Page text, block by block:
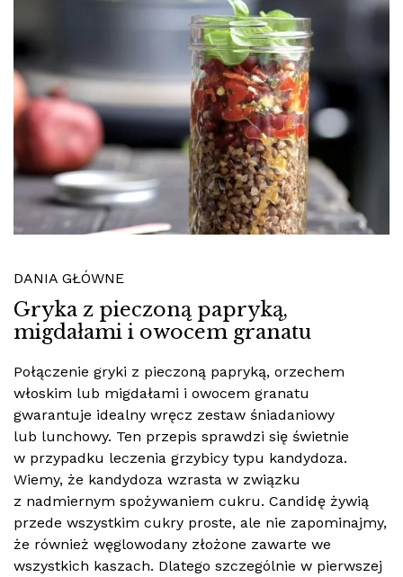
DANIA GŁÓWNE
Gryka z pieczoną papryką,
migdałami i owocem granatu
Połączenie gryki z pieczoną papryką, orzechem
włoskim lub migdałami i owocem granatu
gwarantuje idealny wręcz zestaw śniadaniowy
lub lunchowy. Ten przepis sprawdzi się świetnie
w przypadku leczenia grzybicy typu kandydoza.
Wiemy, że kandydoza wzrasta w związku
z nadmiernym spożywaniem cukru. Candidę żywią
przede wszystkim cukry proste, ale nie zapominajmy,
że również węglowodany złożone zawarte we
wszystkich kaszach. Dlatego szczególnie w pierwszej